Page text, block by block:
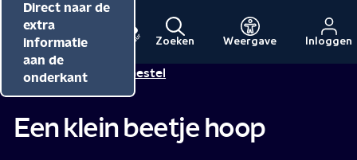
Direct naar de
inhoud
Direct naar de
hoofdnavigatie
Direct naar de
extra
informatie
aan de
onderkant
Menu
Naar
de
NPO
beginpagina
NPO
Zoeken Weergave Inloggen
Tip vanAlicha van Gestel
Een klein beetje hoop